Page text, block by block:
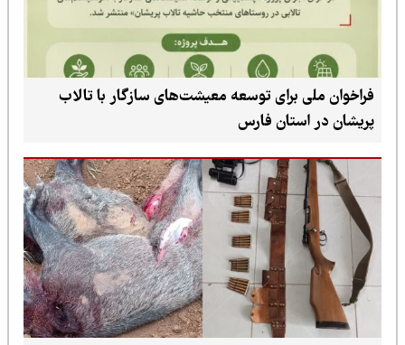
فراخوان ملی برای توسعه معیشت‌های سازگار با تالاب
پریشان در استان فارس